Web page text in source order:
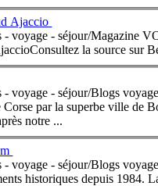
Ajaccio
- voyage - séjour/Magazine
la source sur
- voyage - séjour/Blogs
Corse par la superbe ville de
notre ...
- voyage - séjour/Blogs
historiques depuis